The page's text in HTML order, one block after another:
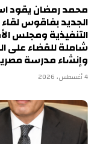
محمد رمضان يقود
الجديد بفاقوس
التنفيذية ومجلس
شاملة للقضاء على
وإنشاء مدرسة
4 أغسطس، 2026